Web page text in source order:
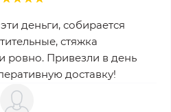
деньги, собирается
стяжка
ровно. Привезли в день
доставку!